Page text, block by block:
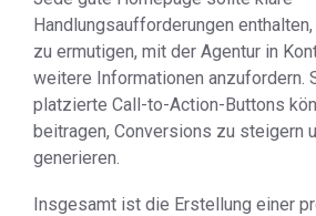
Handlungsaufforderungen
zu ermutigen, mit der Agentur in
weitere Informationen anzufordern.
platzierte Call-to-Action-Buttons
beitragen, Conversions zu steigern
generieren.
Insgesamt ist die Erstellung einer